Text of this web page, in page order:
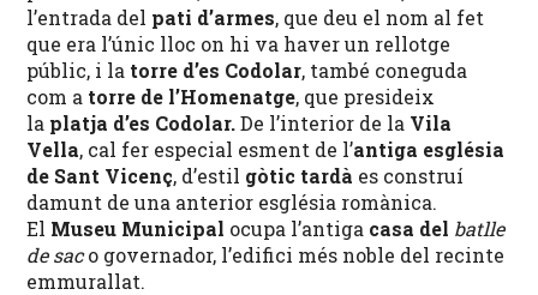
l’entrada del pati d’armes, que deu el nom al fet
que era l’únic lloc on hi va haver un rellotge
públic, i la torre d’es Codolar, també coneguda
com a torre de l’Homenatge, que presideix
la platja d’es Codolar.De l’interior de la Vila
Vella, cal fer especial esment de l’antiga església
de Sant Vicenç, d’estil gòtic tardà es construí
damunt de una anterior església romànica.
El Museu Municipal ocupa l’antiga casa del batlle
de saco governador, l’edifici més noble del recinte
emmurallat.